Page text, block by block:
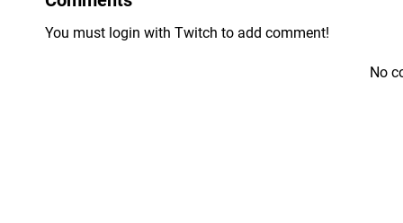
You must login with Twitch to add comment!
No